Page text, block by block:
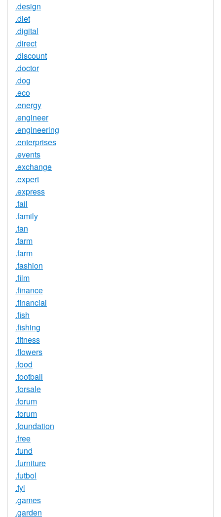
.design
.diet
.digital
.direct
.discount
.doctor
.dog
.eco
.energy
.engineer
.engineering
.enterprises
.events
.exchange
.expert
.express
.fail
.family
.fan
.farm
.farm
.fashion
.film
.finance
.financial
.fish
.fishing
.fitness
.flowers
.food
.football
.forsale
.forum
.forum
.foundation
.free
.fund
.furniture
.futbol
.fyi
.games
.garden